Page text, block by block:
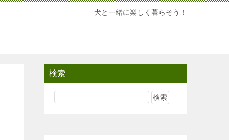
犬と一緒に楽しく暮らそう！
検索